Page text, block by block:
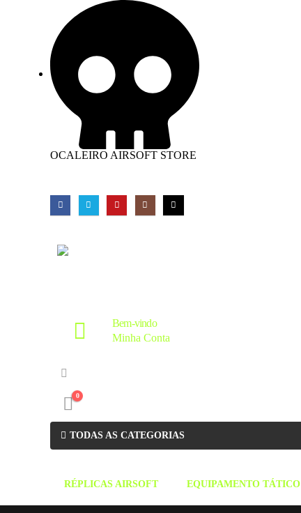
OCALEIRO AIRSOFT STORE
Bem-vindo
Minha Conta
0
TODAS AS CATEGORIAS
RÉPLICAS AIRSOFT EQUIPAMENTO TÁTICO